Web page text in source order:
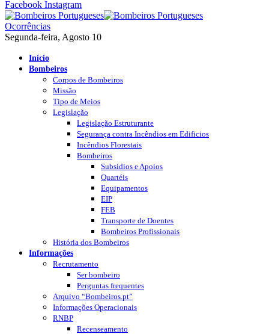
Facebook Instagram
Ocorrências
Segunda-feira, Agosto 10
Início
Bombeiros
Corpos de Bombeiros
Missão
Tipo de Meios
Legislação
Legislação Estruturante
Segurança contra Incêndios em Edificios
Incêndios Florestais
Bombeiros
Subsídios e Apoios
Quartéis
Equipamentos
EIP
FEB
Transporte de Doentes
Bombeiros Profissionais
História dos Bombeiros
Informações
Recrutamento
Ser bombeiro
Perguntas frequentes
Arquivo “Bombeiros.pt”
Informações Operacionais
RNBP
Recenseamento